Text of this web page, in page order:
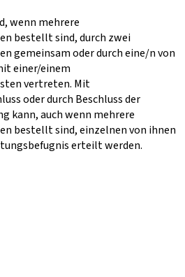
wenn mehrere
bestellt sind, durch zwei
gemeinsam oder durch eine/n von
einer/einem
vertreten. Mit
oder durch Beschluss der
kann, auch wenn mehrere
bestellt sind, einzelnen von ihnen
erteilt werden.